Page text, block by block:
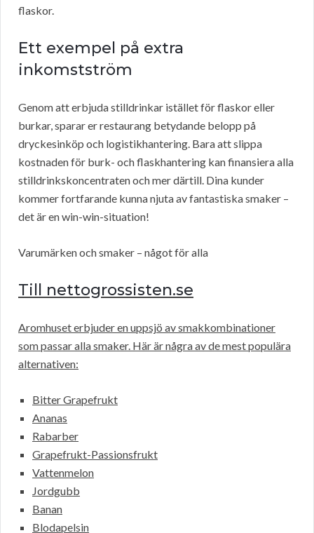
flaskor.
Ett exempel på extra
inkomstström
Genom att erbjuda stilldrinkar istället för flaskor eller
burkar, sparar er restaurang betydande belopp på
dryckesinköp och logistikhantering. Bara att slippa
kostnaden för burk- och flaskhantering kan finansiera alla
stilldrinkskoncentraten och mer därtill. Dina kunder
kommer fortfarande kunna njuta av fantastiska smaker –
det är en win-win-situation!
Varumärken och smaker – något för alla
Till nettogrossisten.se
Aromhuset erbjuder en uppsjö av smakkombinationer
som passar alla smaker. Här är några av de mest populära
alternativen:
Bitter Grapefrukt
Ananas
Rabarber
Grapefrukt-Passionsfrukt
Vattenmelon
Jordgubb
Banan
Blodapelsin